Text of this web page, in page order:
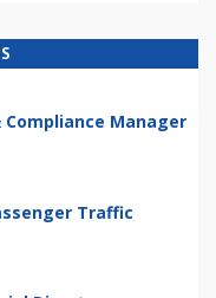
Compliance Manager
Traffic